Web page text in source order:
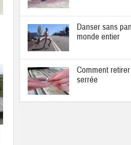
Danser sans
monde entier
Comment
serrée